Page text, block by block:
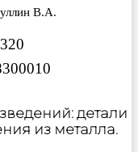
В.А.
детали
из металла.